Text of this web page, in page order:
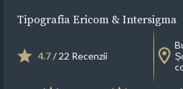
Tipografia Ericom & Intersigma
4.7/ 22 Recenzii